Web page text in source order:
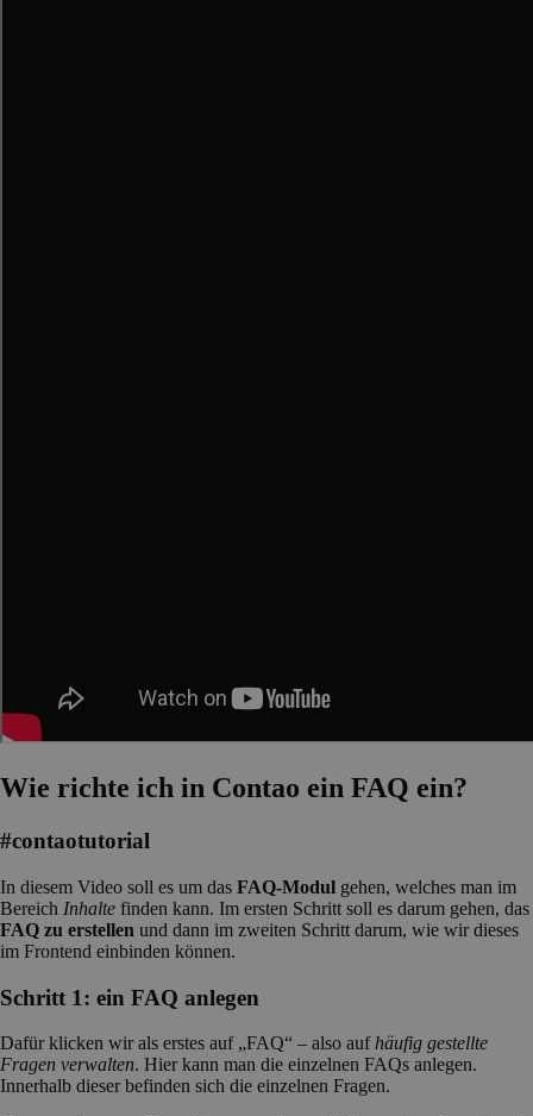
Wie richte ich in Contao ein FAQ ein?
#contaotutorial
In diesem Video soll es um das FAQ-Modul gehen, welches man im
Bereich Inhalte finden kann. Im ersten Schritt soll es darum gehen, das
FAQ zu erstellen und dann im zweiten Schritt darum, wie wir dieses
im Frontend einbinden können.
Schritt 1: ein FAQ anlegen
Dafür klicken wir als erstes auf „FAQ“ – also auf häufig gestellte
Fragen verwalten. Hier kann man die einzelnen FAQs anlegen.
Innerhalb dieser befinden sich die einzelnen Fragen.